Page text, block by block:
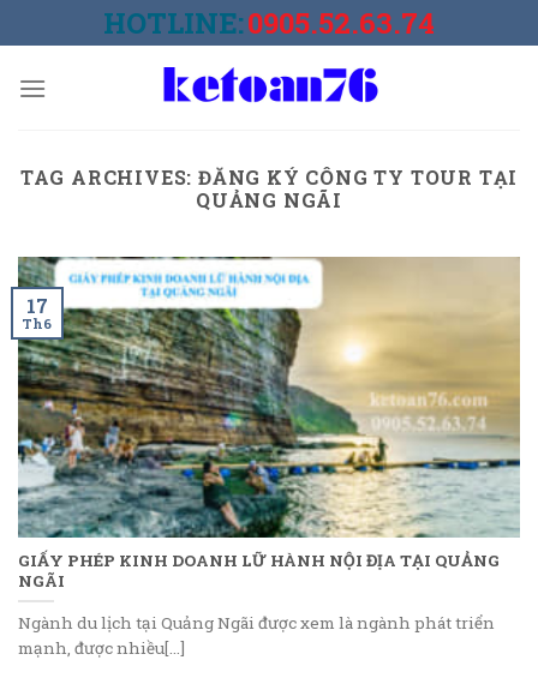
to
HOTLINE:0905.52.63.74
TAG ARCHIVES: ĐĂNG KÝ CÔNG TY TOUR TẠI
QUẢNG NGÃI
GIẤY PHÉP KINH DOANH LỮ HÀNH NỘI ĐỊA TẠI QUẢNG
NGÃI
Ngành du lịch tại Quảng Ngãi được xem là ngành phát triển
mạnh, được nhiều[...]
17
Th6